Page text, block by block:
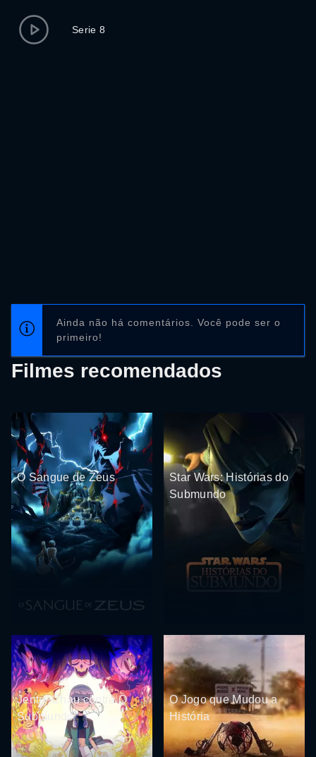
Serie 8
Ainda não há comentários. Você pode ser o
primeiro!
Filmes recomendados
O Sangue de Zeus
Star Wars: Histórias do
Submundo
Jentry Chau contra O
Submundo
O Jogo que Mudou a
História